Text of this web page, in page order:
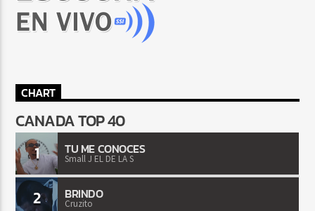
CHART
CANADA TOP 40
1 TU ME CONOCES
Small J EL DE LA S
2 BRINDO
Cruzito